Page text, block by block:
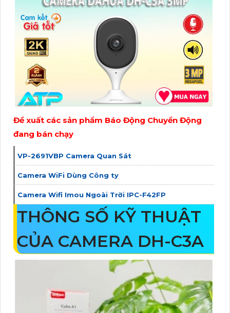
Đề xuất các sản phẩm Báo Động Chuyển Động
đang bán chạy
VP-2691VBP Camera Quan Sát
Camera WiFi Dùng Công ty
Camera Wifi Imou Ngoài Trời IPC-F42FP
THÔNG SỐ KỸ THUẬT
CỦA CAMERA DH-C3A